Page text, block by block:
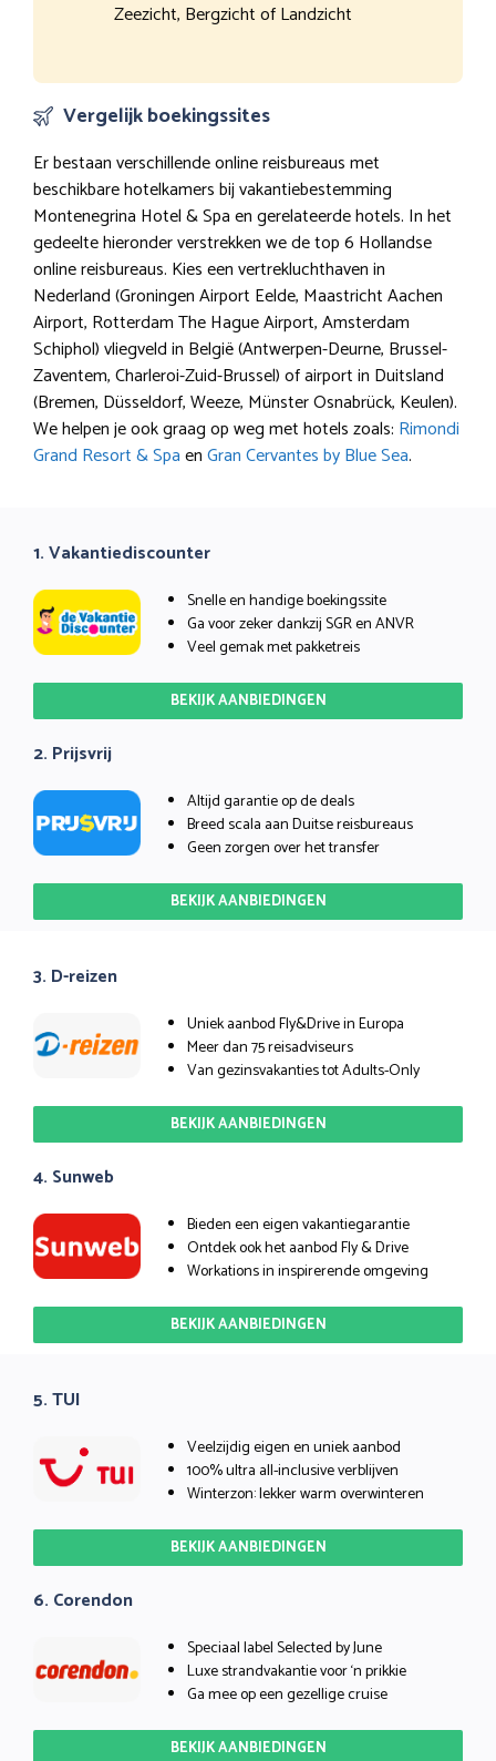
Zeezicht, Bergzicht of Landzicht
Vergelijk boekingssites
Er bestaan verschillende online reisbureaus met
beschikbare hotelkamers bij vakantiebestemming
Montenegrina Hotel & Spa en gerelateerde hotels. In het
gedeelte hieronder verstrekken we de top 6 Hollandse
online reisbureaus. Kies een vertrekluchthaven in
Nederland (Groningen Airport Eelde, Maastricht Aachen
Airport, Rotterdam The Hague Airport, Amsterdam
Schiphol) vliegveld in België (Antwerpen-Deurne, Brussel-
Zaventem, Charleroi-Zuid-Brussel) of airport in Duitsland
(Bremen, Düsseldorf, Weeze, Münster Osnabrück, Keulen).
We helpen je ook graag op weg met hotels zoals: Rimondi
Grand Resort & SpaenGran Cervantes by Blue Sea.
1. Vakantiediscounter
Snelle en handige boekingssite
Ga voor zeker dankzij SGR en ANVR
Veel gemak met pakketreis
BEKIJK AANBIEDINGEN
2. Prijsvrij
Altijd garantie op de deals
Breed scala aan Duitse reisbureaus
Geen zorgen over het transfer
BEKIJK AANBIEDINGEN
3. D-reizen
Uniek aanbod Fly&Drive in Europa
Meer dan 75 reisadviseurs
Van gezinsvakanties tot Adults-Only
BEKIJK AANBIEDINGEN
4. Sunweb
Bieden een eigen vakantiegarantie
Ontdek ook het aanbod Fly & Drive
Workations in inspirerende omgeving
BEKIJK AANBIEDINGEN
5. TUI
Veelzijdig eigen en uniek aanbod
100% ultra all-inclusive verblijven
Winterzon: lekker warm overwinteren
BEKIJK AANBIEDINGEN
6. Corendon
Speciaal label Selected by June
Luxe strandvakantie voor ‘n prikkie
Ga mee op een gezellige cruise
BEKIJK AANBIEDINGEN